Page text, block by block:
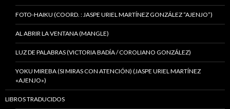
FOTO-HAIKU (COORD. : JASPE URIEL MARTÍNEZ GONZÁLEZ “AJENJO”)
AL ABRIR LA VENTANA (MANGLE)
LUZ DE PALABRAS (VICTORIA BADÍA / COROLIANO GONZÁLEZ)
YOKU MIREBA (SI MIRAS CON ATENCIÓN) (JASPE URIEL MARTÍNEZ
«AJENJO»)
LIBROS TRADUCIDOS